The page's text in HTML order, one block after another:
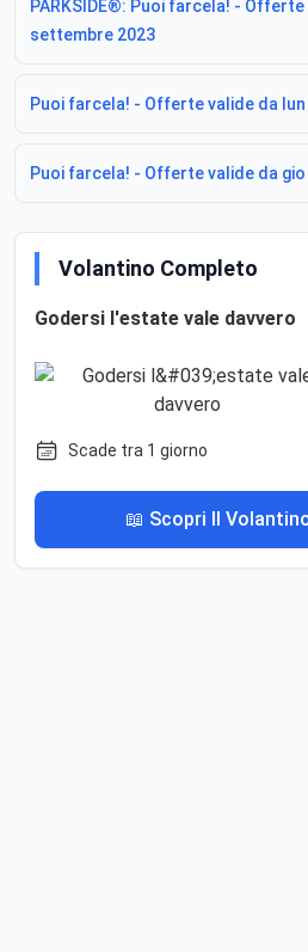
PARKSIDE®: Puoi farcela! -
settembre 2023
Puoi farcela! - Offerte valide da lun
Puoi farcela! - Offerte valide da gio
Volantino Completo
Godersi l'estate vale davvero
Scade tra 1 giorno
📖 Scopri Il